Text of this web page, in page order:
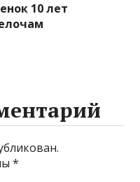
10 лет
*